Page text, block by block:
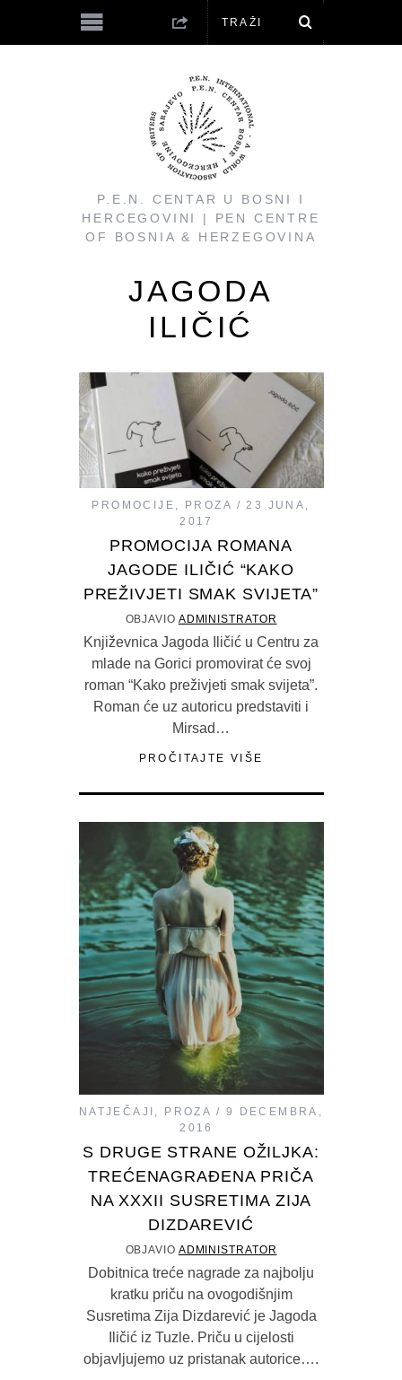
P.E.N. CENTAR U BOSNI I
HERCEGOVINI | PEN CENTRE
OF BOSNIA & HERZEGOVINA
JAGODA
ILIČIĆ
PROMOCIJE , PROZA
23 JUNA,
2017
PROMOCIJA ROMANA
JAGODE ILIČIĆ “KAKO
PREŽIVJETI SMAK SVIJETA”
OBJAVIO ADMINISTRATOR
Književnica Jagoda Iličić u Centru za
mlade na Gorici promovirat će svoj
roman “Kako preživjeti smak svijeta”.
Roman će uz autoricu predstaviti i
Mirsad…
PROČITAJTE VIŠE
NATJEČAJI PROZA
9 DECEMBRA,
2016
S DRUGE STRANE OŽILJKA:
TREĆENAGRAĐENA PRIČA
NA XXXII SUSRETIMA ZIJA
DIZDAREVIĆ
OBJAVIO ADMINISTRATOR
Dobitnica treće nagrade za najbolju
kratku priču na ovogodišnjim
Susretima Zija Dizdarević je Jagoda
Iličić iz Tuzle. Priču u cijelosti
objavljujemo uz pristanak autorice….